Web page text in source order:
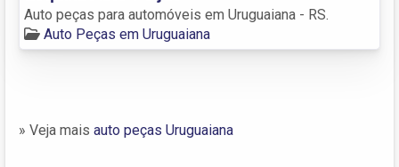
Auto peças para automóveis em Uruguaiana - RS.
Auto Peças em Uruguaiana
» Veja mais auto peças Uruguaiana